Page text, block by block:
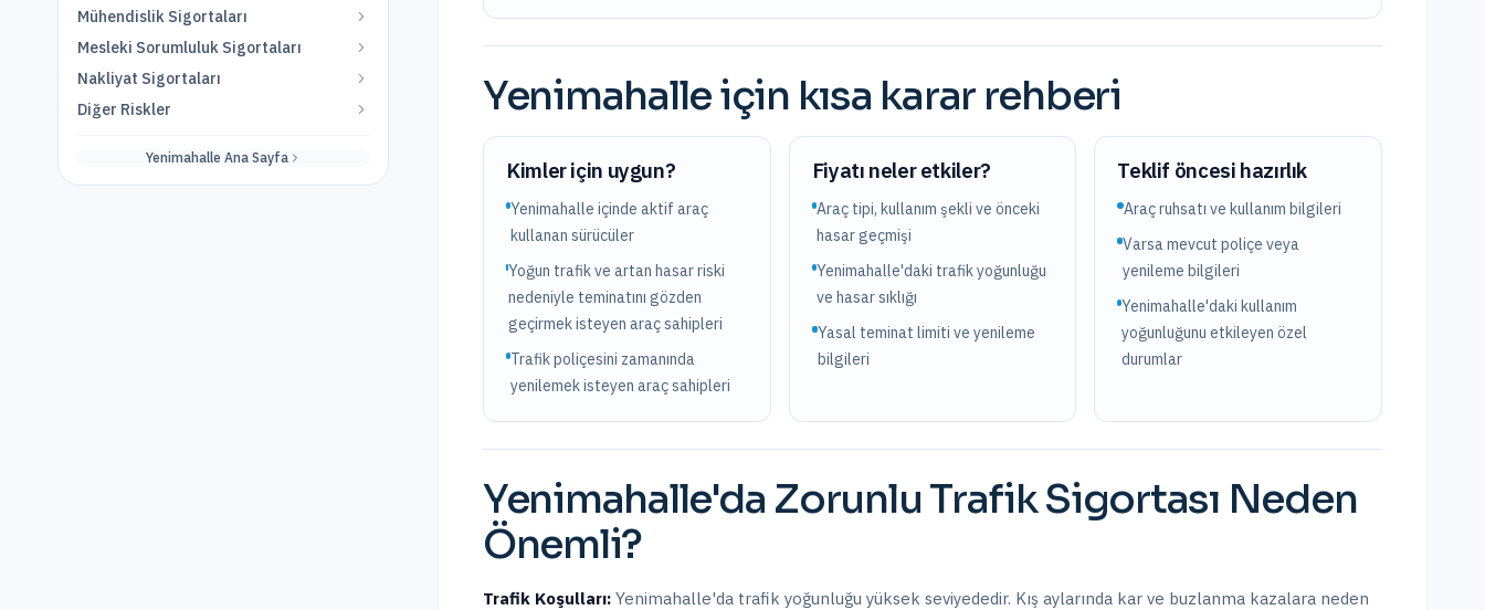
Mühendislik Sigortaları
Mesleki Sorumluluk Sigortaları
Nakliyat Sigortaları
Diğer Riskler
Yenimahalle Ana Sayfa
Yenimahalleiçin kısa karar rehberi
Kimler için uygun?
Yenimahalle içinde aktif araç
kullanan sürücüler
Yoğun trafik ve artan hasar riski
nedeniyle teminatını gözden
geçirmek isteyen araç sahipleri
Trafik poliçesini zamanında
yenilemek isteyen araç sahipleri
Fiyatı neler etkiler?
Araç tipi, kullanım şekli ve önceki
hasar geçmişi
Yenimahalle'daki trafik yoğunluğu
ve hasar sıklığı
Yasal teminat limiti ve yenileme
bilgileri
Teklif öncesi hazırlık
Araç ruhsatı ve kullanım bilgileri
Varsa mevcut poliçe veya
yenileme bilgileri
Yenimahalle'daki kullanım
yoğunluğunu etkileyen özel
durumlar
Yenimahalle'da Zorunlu Trafik Sigortası Neden
Önemli?
Trafik Koşulları: Yenimahalle'da trafik yoğunluğu yüksek seviyededir. Kış aylarında kar ve buzlanma kazalara neden